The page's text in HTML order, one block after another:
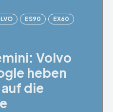
ES90
EX60
Volvo
heben
die